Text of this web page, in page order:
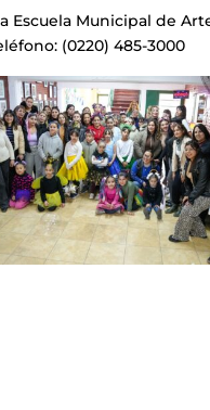
Escuela Municipal de
(0220) 485-3000